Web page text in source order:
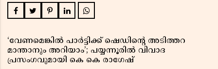
‘വേണമെങ്കിൽ പാർട്ടിക്ക് ഷെഡിൻ്റെ അടിത്തറ
മാന്താനും അറിയാം’; പയ്യന്നൂരിൽ വിവാദ
പ്രസംഗവുമായി കെ കെ രാഗേഷ്